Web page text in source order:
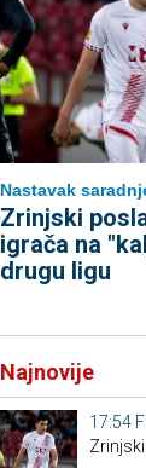
Nastavak
Zrinjski
igrača na
drugu ligu
Najnovije
17:54